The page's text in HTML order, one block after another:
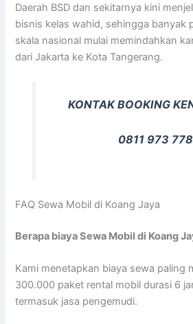
Daerah BSD dan sekitarnya kini
bisnis kelas wahid, sehingga banyak
skala nasional mulai memindahkan
dari Jakarta ke Kota Tangerang.
KONTAK BOOKING
0811 973 778
FAQ Sewa Mobil di Koang Jaya
Berapa biaya Sewa Mobil di Koang
Kami menetapkan biaya sewa paling
300.000 paket rental mobil durasi 6
termasuk jasa pengemudi.